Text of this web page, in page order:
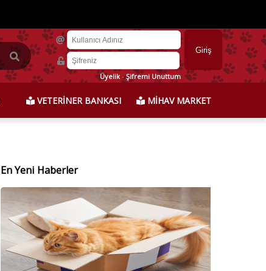
Üyelik-Şifremi Unuttum
VETERİNER BANKASI MİHAV MARKET
En Yeni Haberler